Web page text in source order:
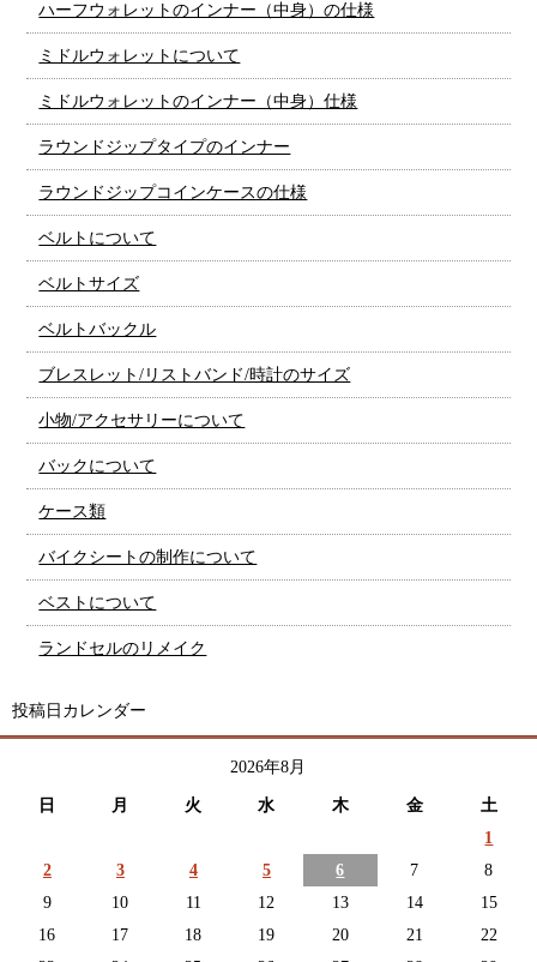
ハーフウォレットのインナー（中身）の仕様
ミドルウォレットについて
ミドルウォレットのインナー（中身）仕様
ラウンドジップタイプのインナー
ラウンドジップコインケースの仕様
ベルトについて
ベルトサイズ
ベルトバックル
ブレスレット/リストバンド/時計のサイズ
小物/アクセサリーについて
バックについて
ケース類
バイクシートの制作について
ベストについて
ランドセルのリメイク
投稿日カレンダー
2026年8月
日 月 火 水 木 金
土
1
2
3 4 5 6 7
8
9
10 11 12 13 14
15
16
17 18 19 20 21
22